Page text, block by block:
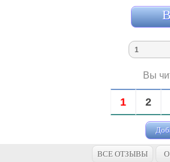
Вы
1 2
ВСЕ ОТЗЫВЫ